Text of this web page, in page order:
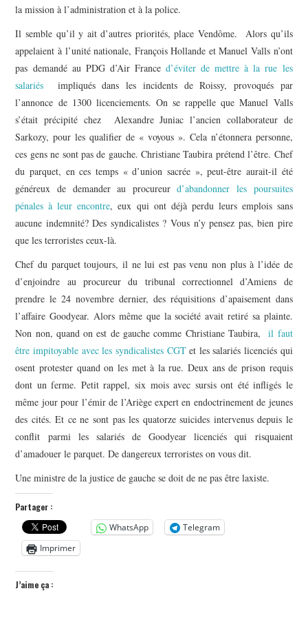
la mission à l’administration et à la police.
Il semble qu’il y ait d’autres priorités, place Vendôme. Alors qu’ils
appelaient à l’unité nationale, François Hollande et Manuel Valls n’ont
pas demandé au PDG d’Air France d’éviter de mettre à la rue les
salariés
impliqués dans les incidents de Roissy, provoqués par
l’annonce de 1300 licenciements. On se rappelle que Manuel Valls
s’était précipité chez Alexandre Juniac l’ancien collaborateur de
Sarkozy, pour les qualifier de « voyous ». Cela n’étonnera personne,
ces gens ne sont pas de gauche. Christiane Taubira prétend l’être. Chef
du parquet, en ces temps « d’union sacrée », peut-être aurait-il été
généreux de demander au procureurd’abandonner les poursuites
pénales à leur encontre, eux qui ont déjà perdu leurs emplois sans
aucune indemnité? Des syndicalistes ? Vous n’y pensez pas, bien pire
que les terroristes ceux-là.
Chef du parquet toujours, il ne lui est pas venu non plus à l’idée de
d’enjoindre au procureur du tribunal correctionnel d’Amiens de
prendre le 24 novembre dernier, des réquisitions d’apaisement dans
l’affaire Goodyear. Alors même que la société avait retiré sa plainte.
Non non, quand on est de gauche comme Christiane Taubira,il faut
être impitoyable avec les syndicalistes CGTet les salariés licenciés qui
osent protester quand on les met à la rue. Deux ans de prison requis
dont un ferme. Petit rappel, six mois avec sursis ont été infligés le
même jour pour l’émir de l’Ariège expert en endoctrinement de jeunes
des cités. Et ce ne sont pas les quatorze suicides intervenus depuis le
conflit parmi les salariés de Goodyear licenciés qui risquaient
d’amadouer le parquet. De dangereux terroristes on vous dit.
Une ministre de la justice de gauche se doit de ne pas être laxiste.
Partager :
WhatsApp
Telegram
Imprimer
J’aime ça :